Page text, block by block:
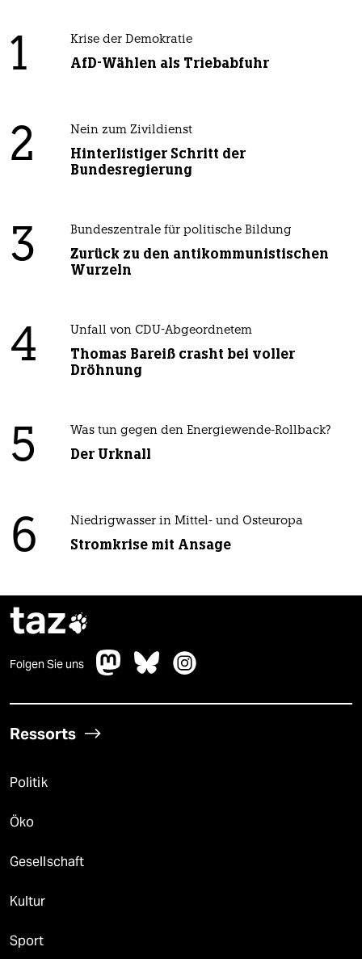
1 Krise der Demokratie
AfD-Wählen als Triebabfuhr
2 Nein zum Zivildienst
Hinterlistiger Schritt der
Bundesregierung
3 Bundeszentrale für politische Bildung
Zurück zu den antikommunistischen
Wurzeln
4 Unfall von CDU-Abgeordnetem
Thomas Bareiß crasht bei voller
Dröhnung
5 Was tun gegen den Energiewende-Rollback?
Der Urknall
6 Niedrigwasser in Mittel- und Osteuropa
Stromkrise mit Ansage
taz
Folgen Sie uns
Ressorts
Politik
Öko
Gesellschaft
Kultur
Sport